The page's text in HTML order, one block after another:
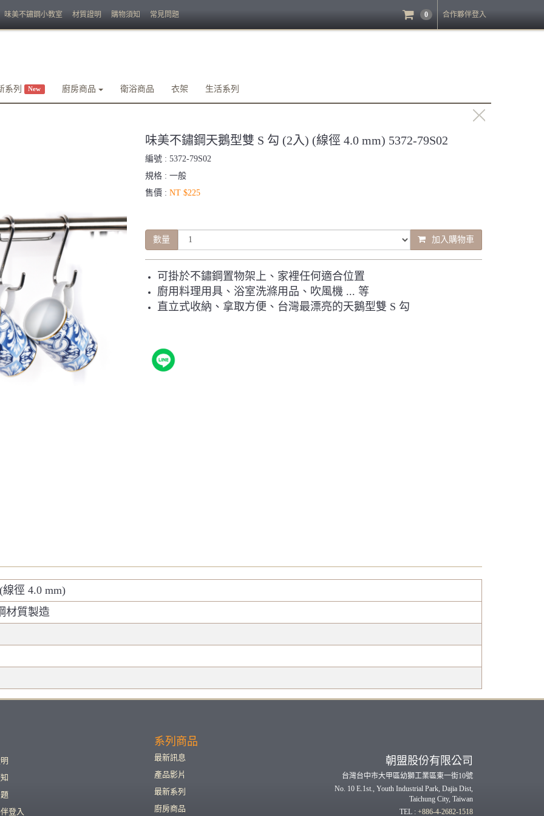
味美不鏽鋼小教室 材質證明 購物須知 常見問題 0 合作夥伴登入
系列 New 廚房商品 衛浴商品 衣架 生活系列
味美不鏽鋼天鵝型雙 S 勾 (2入) (線徑 4.0 mm) 5372-79S02
編號 : 5372-79S02
規格 : 一般
售價 : NT $225
數量 加入購物車
可掛於不鏽鋼置物架上、家裡任何適合位置
廚用料理用具、浴室洗滌用品、吹風機 ... 等
直立式收納、拿取方便、台灣最漂亮的天鵝型雙 S 勾
徑 4.0 mm)
材質製造
登入
系列商品
最新訊息
產品影片
最新系列
廚房商品
朝盟股份有限公司
台灣台中市大甲區幼獅工業區東一街10號
No. 10 E.1st., Youth Industrial Park, Dajia Dist,
Taichung City, Taiwan
TEL : +886-4-2682-1518